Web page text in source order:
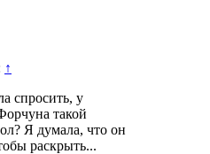
↑
спросить, у
такой
Я думала, что он
раскрыть...